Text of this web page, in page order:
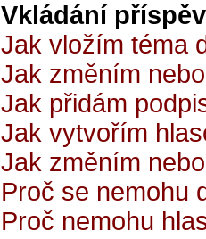
Vkládání
Jak vložím téma
Jak změním
Jak přidám
Jak vytvořím
Jak změním
Proč se nemohu
Proč nemohu